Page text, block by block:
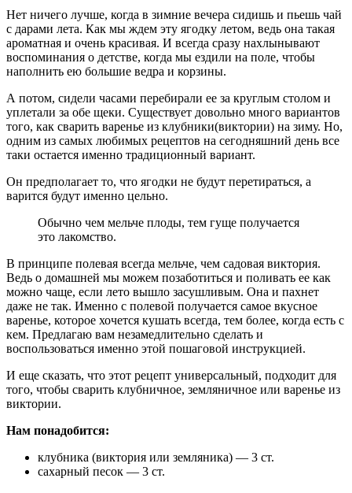
Нет ничего лучше, когда в зимние вечера сидишь и пьешь чай
с дарами лета. Как мы ждем эту ягодку летом, ведь она такая
ароматная и очень красивая. И всегда сразу нахлынывают
воспоминания о детстве, когда мы ездили на поле, чтобы
наполнить ею большие ведра и корзины.
А потом, сидели часами перебирали ее за круглым столом и
уплетали за обе щеки. Существует довольно много вариантов
того, как сварить варенье из клубники(виктории) на зиму. Но,
одним из самых любимых рецептов на сегодняшний день все
таки остается именно традиционный вариант.
Он предполагает то, что ягодки не будут перетираться, а
варится будут именно цельно.
Обычно чем мельче плоды, тем гуще получается
это лакомство.
В принципе полевая всегда мельче, чем садовая виктория.
Ведь о домашней мы можем позаботиться и поливать ее как
можно чаще, если лето вышло засушливым. Она и пахнет
даже не так. Именно с полевой получается самое вкусное
варенье, которое хочется кушать всегда, тем более, когда есть с
кем. Предлагаю вам незамедлительно сделать и
воспользоваться именно этой пошаговой инструкцией.
И еще сказать, что этот рецепт универсальный, подходит для
того, чтобы сварить клубничное, земляничное или варенье из
виктории.
Нам понадобится:
клубника (виктория или земляника) — 3 ст.
сахарный песок — 3 ст.